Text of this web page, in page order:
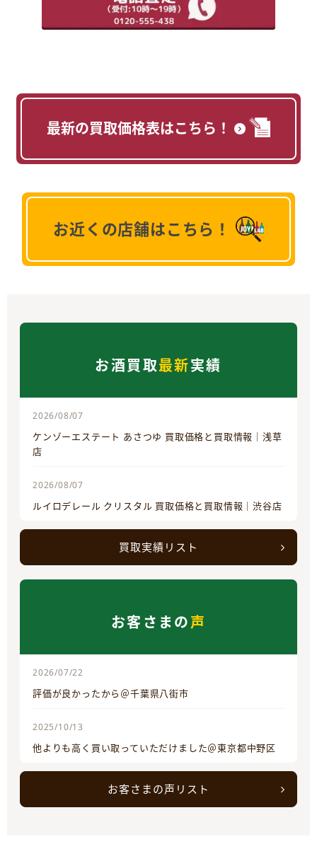
最新の買取価格表はこちら！
お近くの店舗はこちら！
お酒買取最新実績
2026/08/07
ケンゾーエステート あさつゆ 買取価格と買取情報｜浅草
店
2026/08/07
ルイロデレール クリスタル 買取価格と買取情報｜渋谷店
買取実績リスト
お客さまの声
2026/07/22
評価が良かったから＠千葉県八街市
2025/10/13
他よりも高く買い取っていただけました＠東京都中野区
お客さまの声リスト